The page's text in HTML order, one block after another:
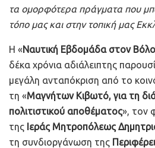
τα ομορφότερα πράγματα που
τόπο μας και στην τοπική μας
Η «Ναυτική Εβδομάδα στον Βόλο
δέκα χρόνια αδιάλειπτης
μεγάλη ανταπόκριση από το
τη «Μαγνήτων Κιβωτό, για τη
πολιτιστικού αποθέματος», τον
της Ιεράς Μητροπόλεως
τη συνδιοργάνωση της